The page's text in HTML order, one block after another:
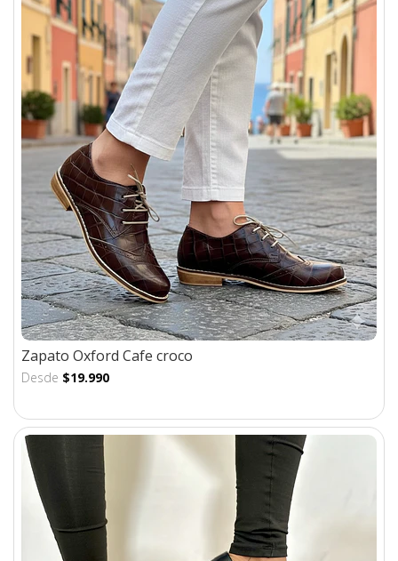
Zapato Oxford Cafe croco
Desde $19.990